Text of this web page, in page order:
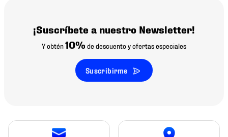
¡Suscríbete a nuestro Newsletter!
Y obtén10% de descuento y ofertas especiales
Suscribirme